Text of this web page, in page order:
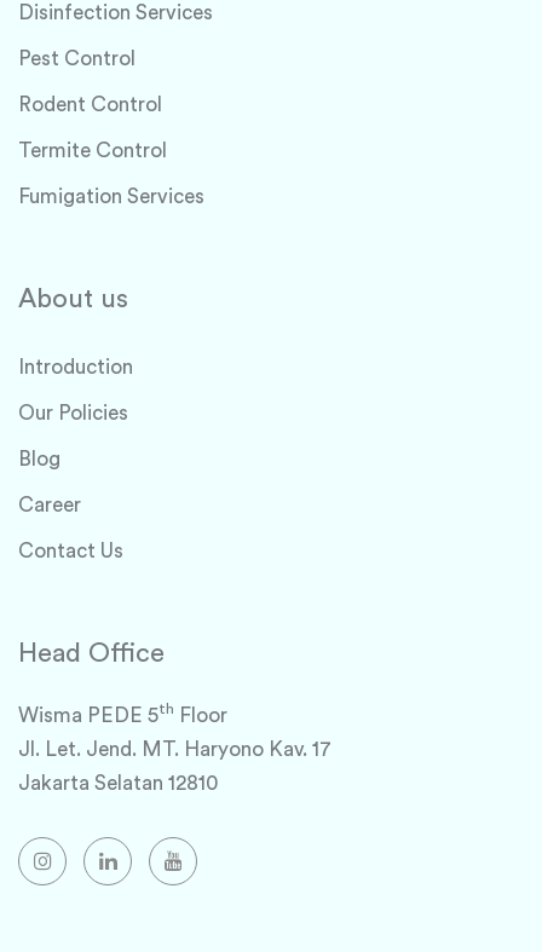
Disinfection Services
Pest Control
Rodent Control
Termite Control
Fumigation Services
About us
Introduction
Our Policies
Blog
Career
Contact Us
Head Office
Wisma PEDE 5th
Floor
Jl. Let. Jend. MT. Haryono Kav. 17
Jakarta Selatan 12810